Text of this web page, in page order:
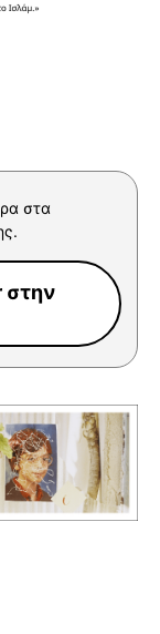
στα
στην